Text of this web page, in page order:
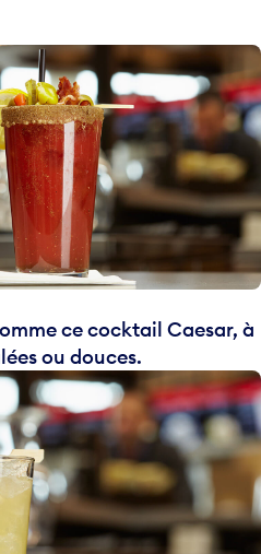
ce cocktail Caesar, à
ou douces.